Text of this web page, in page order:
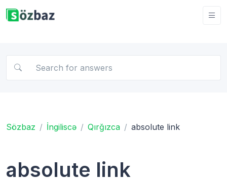
Sözbaz İngiliscə Qırğızca absolute link
absolute link